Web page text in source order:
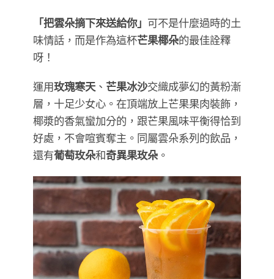
「把雲朵摘下來送給你」 可不是什麼過時的土
味情話，而是作為這杯芒果椰朵的最佳詮釋
呀！
運用玫瑰寒天 、 芒果冰沙交織成夢幻的黃粉漸
層，十足少女心。在頂端放上芒果果肉裝飾，
椰漿的香氣蠻加分的，跟芒果風味平衡得恰到
好處，不會喧賓奪主。同屬雲朵系列的飲品，
還有葡萄玫朵和奇異果玫朵 。